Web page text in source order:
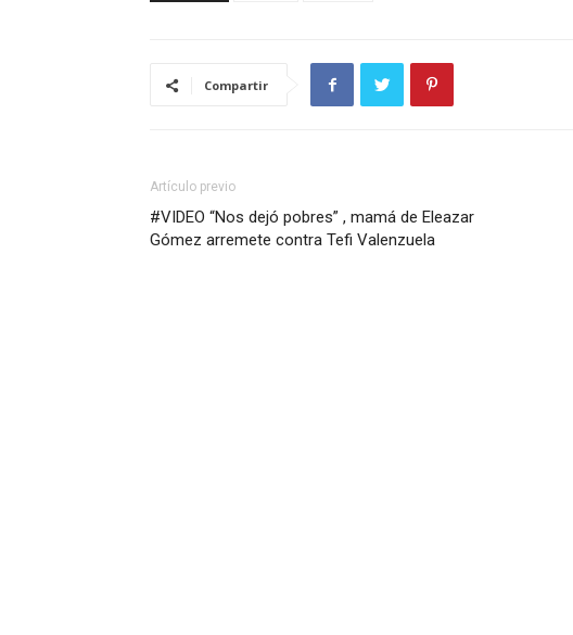
Compartir
Artículo previo
#VIDEO “Nos dejó pobres” , mamá de Eleazar
Gómez arremete contra Tefi Valenzuela